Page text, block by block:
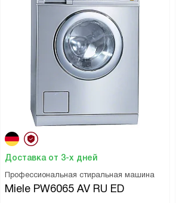
Профессиональная стиральная машина
Miele PW6065 AV RU ED
Доставка от 3-х дней